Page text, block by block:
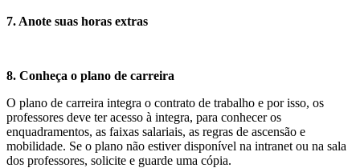
7. Anote suas horas extras
8. Conheça o plano de carreira
O plano de carreira integra o contrato de trabalho e por isso, os
professores deve ter acesso à integra, para conhecer os
enquadramentos, as faixas salariais, as regras de ascensão e
mobilidade. Se o plano não estiver disponível na intranet ou na sala
dos professores, solicite e guarde uma cópia.